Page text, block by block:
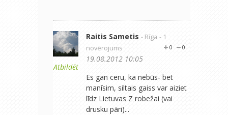
Atbildēt
Raitis Sametis - Rīga - 1
novērojums
0
0
19.08.2012 10:05
Es gan ceru, ka nebūs- bet
manīsim, siltais gaiss var aiziet
līdz Lietuvas Z robežai (vai
drusku pāri)...